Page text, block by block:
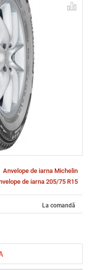
Anvelope de iarna Michelin
de iarna 205/75 R15
La comandă